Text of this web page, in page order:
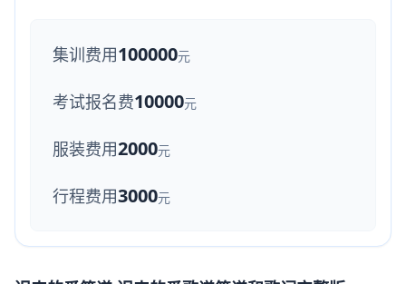
集训费用100000元
考试报名费10000元
服装费用2000元
行程费用3000元